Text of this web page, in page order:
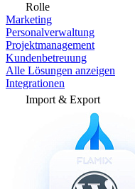
Rolle
Marketing
Personalverwaltung
Projektmanagement
Kundenbetreuung
Alle Lösungen anzeigen
Integrationen
Import & Export